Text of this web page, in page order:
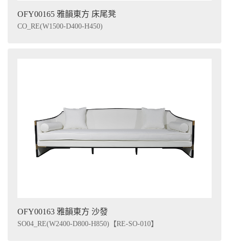
OFY00165 雅韻東方 床尾凳
CO_RE(W1500-D400-H450)
OFY00163 雅韻東方 沙發
SO04_RE(W2400-D800-H850)【RE-SO-010】